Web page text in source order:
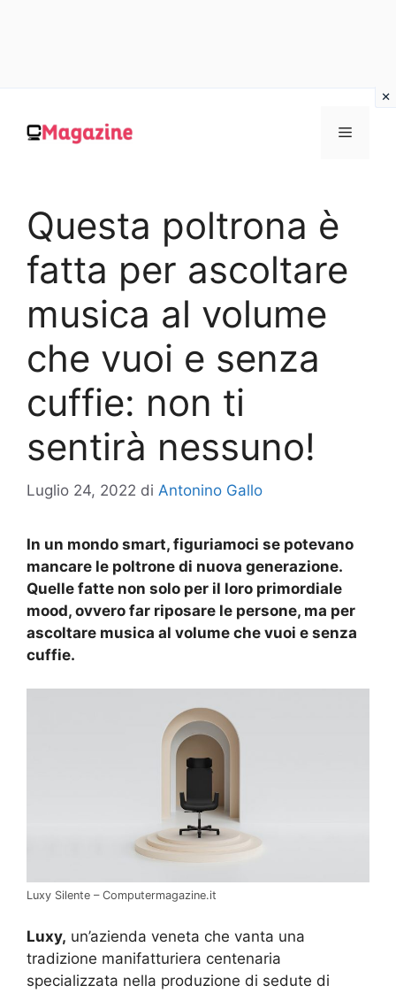
contenuto
MENU
Questa poltrona è
fatta per ascoltare
musica al volume
che vuoi e senza
cuffie: non ti
sentirà nessuno!
Luglio 24, 2022 di Antonino Gallo
In un mondo smart, figuriamoci se potevano
mancare le poltrone di nuova generazione.
Quelle fatte non solo per il loro primordiale
mood, ovvero far riposare le persone, ma per
ascoltare musica al volume che vuoi e senza
cuffie.
Luxy Silente – Computermagazine.it
Luxy, un’azienda veneta che vanta una
tradizione manifatturiera centenaria
specializzata nella produzione di sedute di